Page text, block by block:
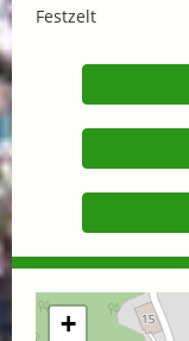
Festzelt
+